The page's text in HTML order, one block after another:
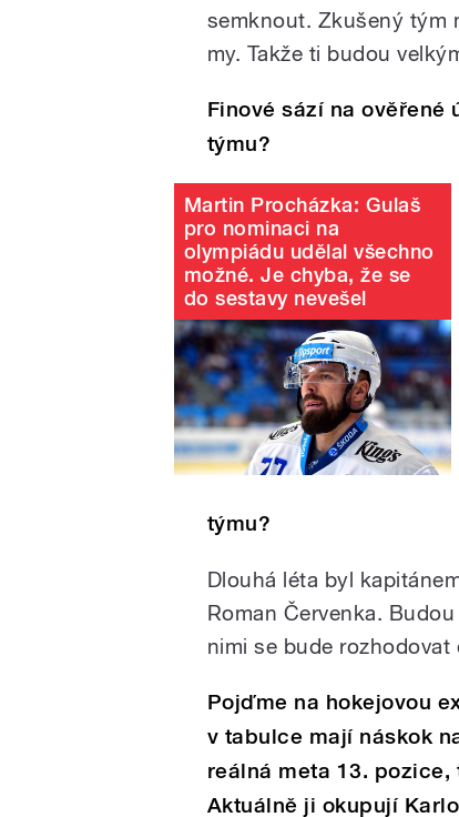
semknout. Zkušený tým
my. Takže ti budou
Finové sází na ověřené
týmu?
Martin Procházka: Gulaš
pro nominaci na
olympiádu udělal všechno
možné. Je chyba, že se
do sestavy nevešel
týmu?
Dlouhá léta byl
Roman Červenka.
nimi se bude
Pojďme na hokejovou
v tabulce mají náskok
reálná meta 13.
Aktuálně ji okupují